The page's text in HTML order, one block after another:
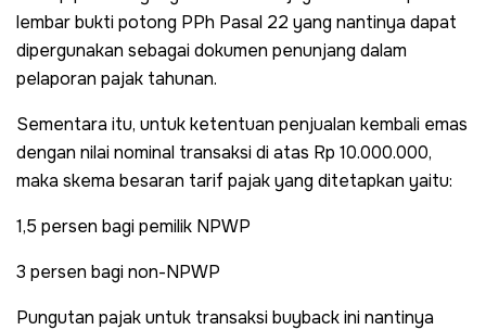
lembar bukti potong PPh Pasal 22 yang nantinya dapat
dipergunakan sebagai dokumen penunjang dalam
pelaporan pajak tahunan.
Sementara itu, untuk ketentuan penjualan kembali emas
dengan nilai nominal transaksi di atas Rp 10.000.000,
maka skema besaran tarif pajak yang ditetapkan yaitu:
1,5 persen bagi pemilik NPWP
3 persen bagi non-NPWP
Pungutan pajak untuk transaksi buyback ini nantinya